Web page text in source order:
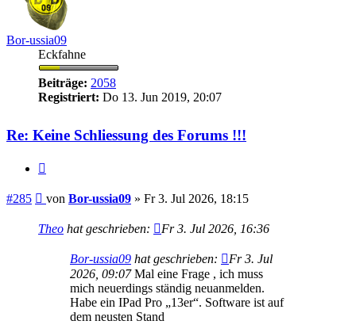
Bor-ussia09
Eckfahne
Beiträge: 2058
Registriert: Do 13. Jun 2019, 20:07
Re: Keine Schliessung des Forums !!!
#285 Beitrag
von Bor-ussia09 » Fr 3. Jul 2026, 18:15
Theo hat geschrieben: Fr 3. Jul 2026, 16:36
Bor-ussia09 hat geschrieben:
Fr 3. Jul
2026, 09:07Mal eine Frage , ich muss
mich neuerdings ständig neuanmelden.
Habe ein IPad Pro „13er“. Software ist auf
dem neusten Stand